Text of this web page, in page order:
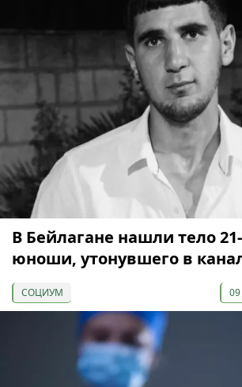
В Бейлагане нашли тело
юноши, утонувшего в
СОЦИУМ